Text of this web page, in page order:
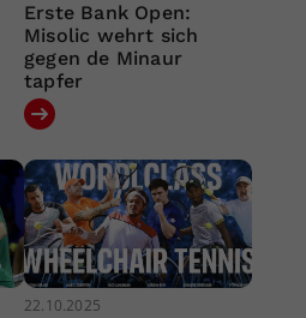
Erste Bank Open:
Misolic wehrt sich
gegen de Minaur
tapfer
22.10.2025